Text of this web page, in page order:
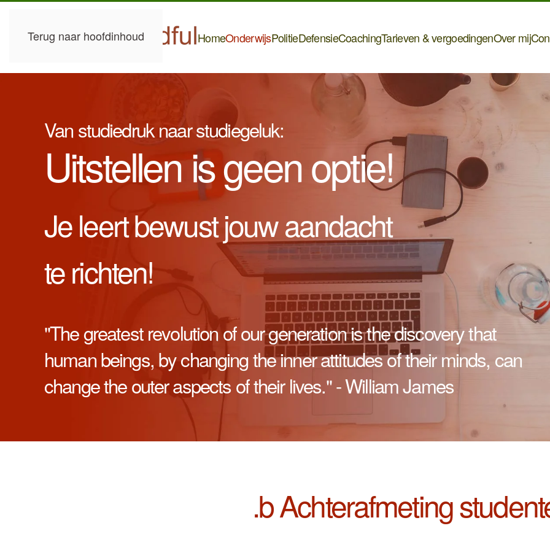
Terug naar hoofdinhoud HomeOnderwijsPolitieDefensieCoachingTarieven & vergoedingenOver mij
Van studiedruk naar studiegeluk:
Uitstellen is geen optie!
Je leert bewust jouw aandacht
te richten!
"The greatest revolution of our generation is the discovery that
human beings, by changing the inner attitudes of their minds, can
change the outer aspects of their lives." - William James
.b Achterafmeting